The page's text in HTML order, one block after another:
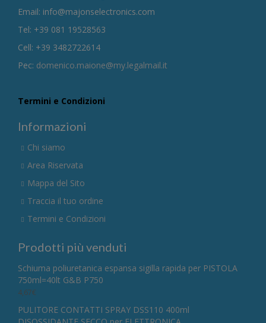
Email: info@majonselectronics.com
Tel: +39 081 19528563
Cell: +39 3482722614
Pec: domenico.maione@my.legalmail.it
Termini e Condizioni
Informazioni
Chi siamo
Area Riservata
Mappa del Sito
Traccia il tuo ordine
Termini e Condizioni
Prodotti più venduti
Schiuma poliuretanica espansa sigilla rapida per PISTOLA
750ml=40lt G&B P750
4,67€
PULITORE CONTATTI SPRAY DSS110 400ml